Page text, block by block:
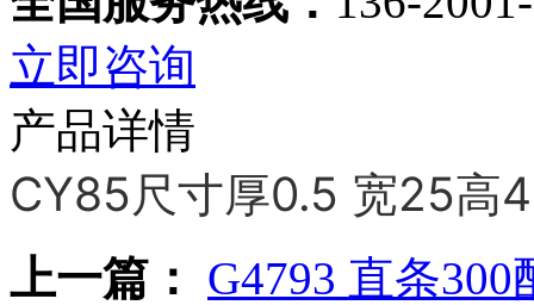
立即咨询
产品详情
CY85尺寸厚0.5 宽25高
上一篇：
G4793 直条300